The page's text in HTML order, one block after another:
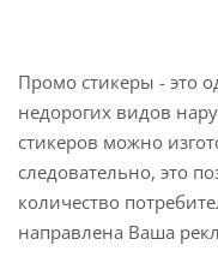
Промо стикеры - это
недорогих видов
стикеров можно
следовательно, это
количество
направлена Ваша